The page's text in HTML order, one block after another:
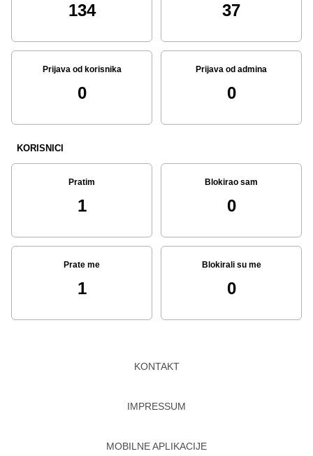
134 37
Prijava od korisnika
0
Prijava od admina
0
KORISNICI
Pratim
1
Blokirao sam
0
Prate me
1
Blokirali su me
0
KONTAKT
IMPRESSUM
MOBILNE APLIKACIJE